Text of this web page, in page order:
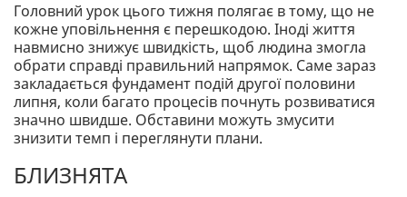
Головний урок цього тижня полягає в тому, що не
кожне уповільнення є перешкодою. Іноді життя
навмисно знижує швидкість, щоб людина змогла
обрати справді правильний напрямок. Саме зараз
закладається фундамент подій другої половини
липня, коли багато процесів почнуть розвиватися
значно швидше. Обставини можуть змусити
знизити темп і переглянути плани.
БЛИЗНЯТА